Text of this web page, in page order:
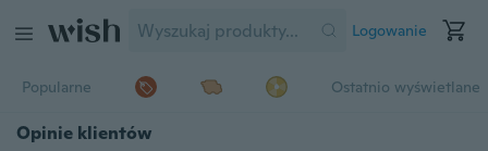
Logowanie
Popularne Ostatnio wyświetlane
Opinie klientów